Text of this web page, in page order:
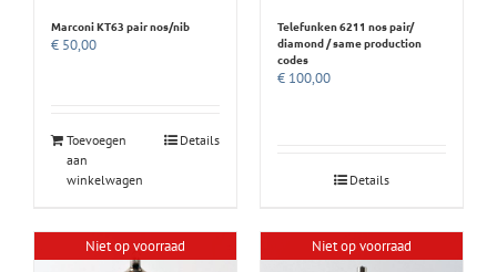
Marconi KT63 pair nos/nib
€ 50,00
Toevoegen
aan
winkelwagen
Details
Telefunken 6211 nos pair/
diamond / same production
codes
€ 100,00
Details
Niet op voorraad Niet op voorraad